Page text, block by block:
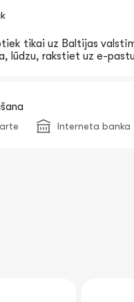
tikai uz Baltijas
lūdzu, rakstiet uz e-
Interneta banka